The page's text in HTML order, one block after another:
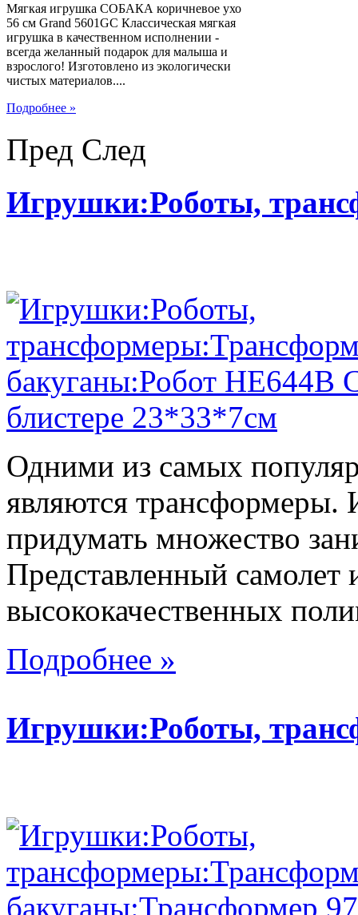
Мягкая игрушка СОБАКА коричневое ухо
56 см Grand 5601GC Классическая мягкая
игрушка в качественном исполнении -
всегда желанный подарок для малыша и
взрослого! Изготовлено из экологически
чистых материалов....
Подробнее »
Пред След
Игрушки:Роботы,
Одними из самых
являются
придумать множество
Представленный самолет
высококачественных
Подробнее »
Игрушки:Роботы,